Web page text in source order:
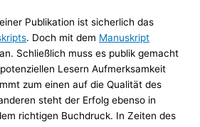
Publikation ist sicherlich das
. Doch mit dem Manuskript
Schließlich muss es publik gemacht
Lesern Aufmerksamkeit
zum einen auf die Qualität des
steht der Erfolg ebenso in
richtigen Buchdruck. In Zeiten des